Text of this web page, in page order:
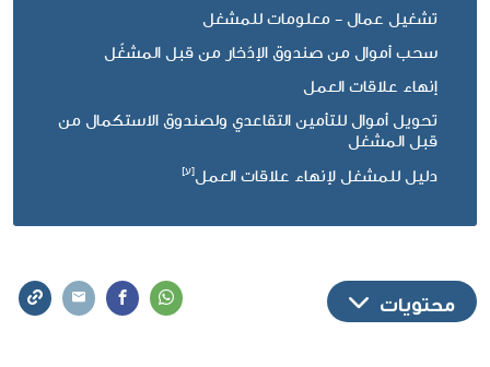
تشغيل عمال - معلومات للمشغل
سحب أموال من صندوق الإدّخار من قبل المشغّل
إنهاء علاقات العمل
تحويل أموال للتأمين التقاعدي ولصندوق الاستكمال من
قبل المشغل
دليل للمشغل لإنهاء علاقات العمل
محتويات